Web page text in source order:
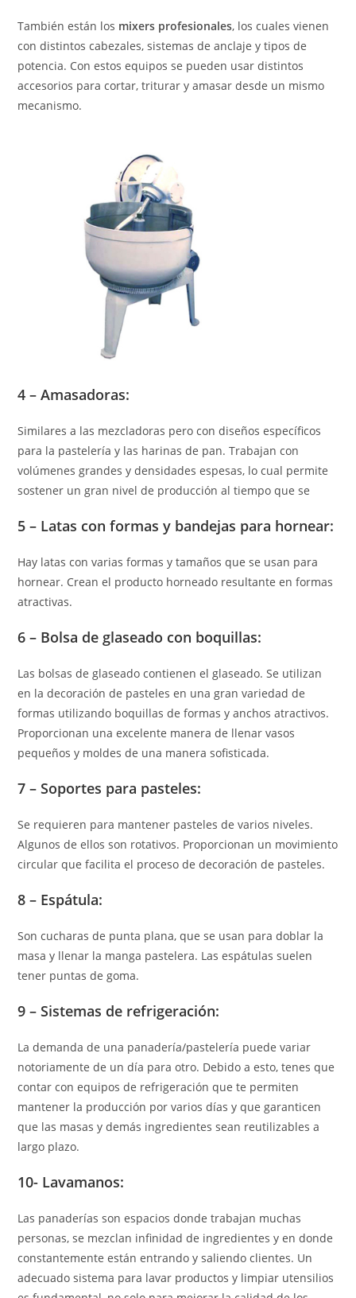
También están los mixers profesionales, los cuales vienen
con distintos cabezales, sistemas de anclaje y tipos de
potencia. Con estos equipos se pueden usar distintos
accesorios para cortar, triturar y amasar desde un mismo
mecanismo.
4 –Amasadoras:
Similares a las mezcladoras pero con diseños específicos
para la pastelería y las harinas de pan. Trabajan con
volúmenes grandes y densidades espesas, lo cual permite
sostener un gran nivel de producción al tiempo que se
5 – Latas con formas y bandejas para hornear:
Hay latas con varias formas y tamaños que se usan para
hornear. Crean el producto horneado resultante en formas
atractivas.
6 – Bolsa de glaseado con boquillas:
Las bolsas de glaseado contienen el glaseado. Se utilizan
en la decoración de pasteles en una gran variedad de
formas utilizando boquillas de formas y anchos atractivos.
Proporcionan una excelente manera de llenar vasos
pequeños y moldes de una manera sofisticada.
7 –Soportes para pasteles:
Se requieren para mantener pasteles de varios niveles.
Algunos de ellos son rotativos. Proporcionan un movimiento
circular que facilita el proceso de decoración de pasteles.
8 – Espátula:
Son cucharas de punta plana, que se usan para doblar la
masa y llenar la manga pastelera. Las espátulas suelen
tener puntas de goma.
9 –Sistemas de refrigeración:
La demanda de una panadería/pastelería puede variar
notoriamente de un día para otro. Debido a esto, tenes que
contar con equipos de refrigeración que te permiten
mantener la producción por varios días y que garanticen
que las masas y demás ingredientes sean reutilizables a
largo plazo.
10- Lavamanos:
Las panaderías son espacios donde trabajan muchas
personas, se mezclan infinidad de ingredientes y en donde
constantemente están entrando y saliendo clientes. Un
adecuado sistema para lavar productos y limpiar utensilios